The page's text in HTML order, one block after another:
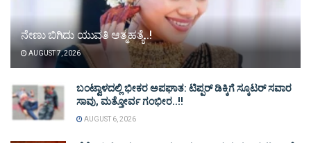
ನೇಣು ಬಿಗಿದು ಯುವತಿ ಆತ್ಮಹತ್ಯೆ..!
AUGUST 7, 2026
ಬಂಟ್ವಾಳದಲ್ಲಿ ಭೀಕರ ಅಪಘಾತ: ಟಿಪ್ಪರ್ ಡಿಕ್ಕಿಗೆ ಸ್ಕೂಟರ್ ಸವಾರ
ಸಾವು, ಮತ್ತೋರ್ವ ಗಂಭೀರ..!!
AUGUST 6, 2026